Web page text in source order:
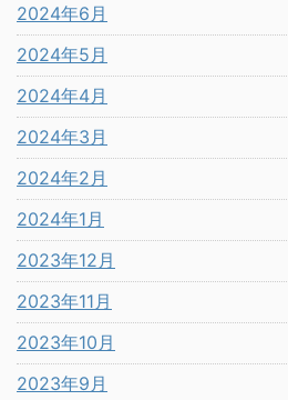
2024年6月
2024年5月
2024年4月
2024年3月
2024年2月
2024年1月
2023年12月
2023年11月
2023年10月
2023年9月